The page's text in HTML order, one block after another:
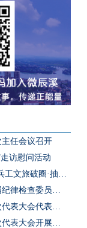
任会议召开
访慰问活动
聚焦党代会·辰溪这五年｜兵工文旅破圈·抽水蓄能冲刺·园区集群成势 辰溪把产业“老底子”变为发展“新引擎”
中国共产党辰溪县第十四届纪律检查委员会第一次全体会议召开
中国共产党辰溪县第十四次代表大会代表团第四次会议开展分团预选
中国共产党辰溪县第十四次代表大会开展代表团第三次会议分团讨论